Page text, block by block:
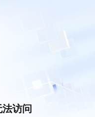
法访问